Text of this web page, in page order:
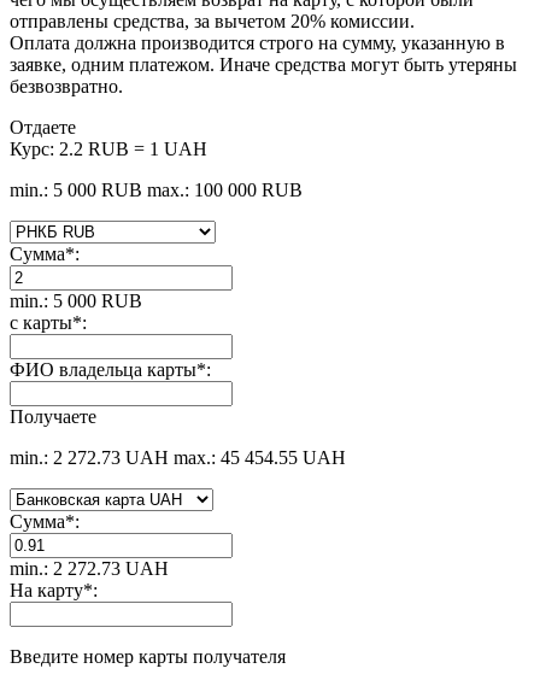
отправлены средства, за вычетом 20% комиссии.
Оплата должна производится строго на сумму, указанную в
заявке, одним платежом. Иначе средства могут быть утеряны
безвозвратно.
Отдаете
Курс: 2.2 RUB = 1 UAH
min.: 5 000 RUB max.: 100 000 RUB
Сумма*:
min.: 5 000 RUB
с карты*:
ФИО владельца карты*:
Получаете
min.: 2 272.73 UAH max.: 45 454.55 UAH
Сумма*:
min.: 2 272.73 UAH
На карту*:
Введите номер карты получателя